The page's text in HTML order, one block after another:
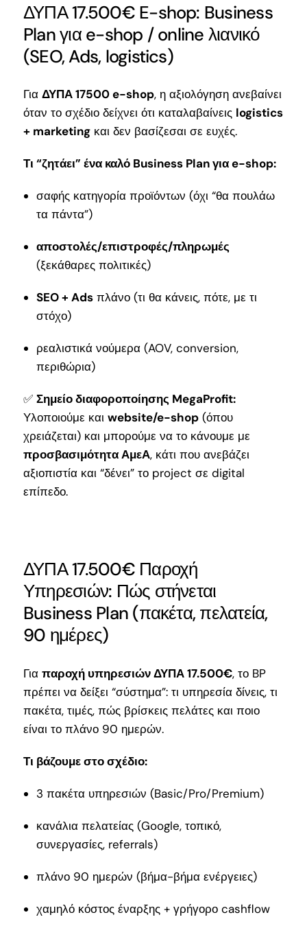
ΔΥΠΑ 17.500€ E-shop: Business
Plan για e-shop / online λιανικό
(SEO, Ads, logistics)
Για ΔΥΠΑ 17500 e-shop, η αξιολόγηση ανεβαίνει
όταν το σχέδιο δείχνει ότι καταλαβαίνεις logistics
+ marketing και δεν βασίζεσαι σε ευχές.
Τι “ζητάει” ένα καλό Business Plan για e-shop:
σαφής κατηγορία προϊόντων (όχι “θα πουλάω
τα πάντα”)
αποστολές/επιστροφές/πληρωμές
(ξεκάθαρες πολιτικές)
SEO + Ads πλάνο (τι θα κάνεις, πότε, με τι
στόχο)
ρεαλιστικά νούμερα (AOV, conversion,
περιθώρια)
✅ Σημείο διαφοροποίησης MegaProfit:
Υλοποιούμε και website/e-shop (όπου
χρειάζεται) και μπορούμε να το κάνουμε με
προσβασιμότητα ΑμεΑ, κάτι που ανεβάζει
αξιοπιστία και “δένει” το project σε digital
επίπεδο.
ΔΥΠΑ 17.500€ Παροχή
Υπηρεσιών: Πώς στήνεται
Business Plan (πακέτα, πελατεία,
90 ημέρες)
Για παροχή υπηρεσιών ΔΥΠΑ 17.500€, το BP
πρέπει να δείξει “σύστημα”: τι υπηρεσία δίνεις, τι
πακέτα, τιμές, πώς βρίσκεις πελάτες και ποιο
είναι το πλάνο 90 ημερών.
Τι βάζουμε στο σχέδιο:
3 πακέτα υπηρεσιών (Basic/Pro/Premium)
κανάλια πελατείας (Google, τοπικό,
συνεργασίες, referrals)
πλάνο 90 ημερών (βήμα-βήμα ενέργειες)
χαμηλό κόστος έναρξης + γρήγορο cashflow